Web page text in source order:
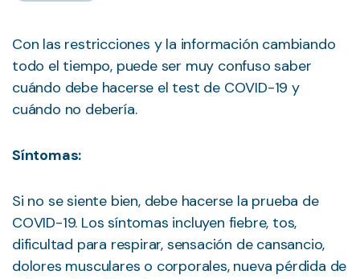
Con las restricciones y la información cambiando
todo el tiempo, puede ser muy confuso saber
cuándo debe hacerse el test de COVID-19 y
cuándo no debería.
Síntomas:
Si no se siente bien, debe hacerse la prueba de
COVID-19. Los síntomas incluyen fiebre, tos,
dificultad para respirar, sensación de cansancio,
dolores musculares o corporales, nueva pérdida de